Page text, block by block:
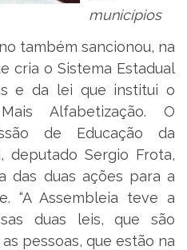
municípios
também sancionou, na
cria o Sistema Estadual
e da lei que institui o
Alfabetização. O
de Educação da
deputado Sergio Frota,
das duas ações para a
“A Assembleia teve a
duas leis, que são
pessoas, que estão na